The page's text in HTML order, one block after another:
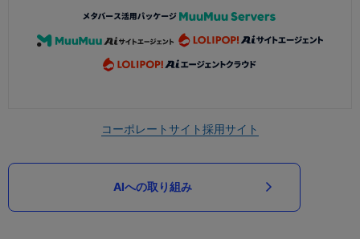
コーポレートサイト採用サイト
AIへの取り組み